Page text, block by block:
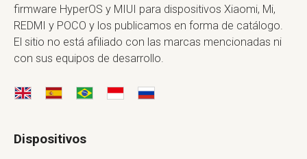
firmware HyperOS y MIUI para dispositivos Xiaomi, Mi,
REDMI y POCO y los publicamos en forma de catálogo.
El sitio no está afiliado con las marcas mencionadas ni
con sus equipos de desarrollo.
Dispositivos